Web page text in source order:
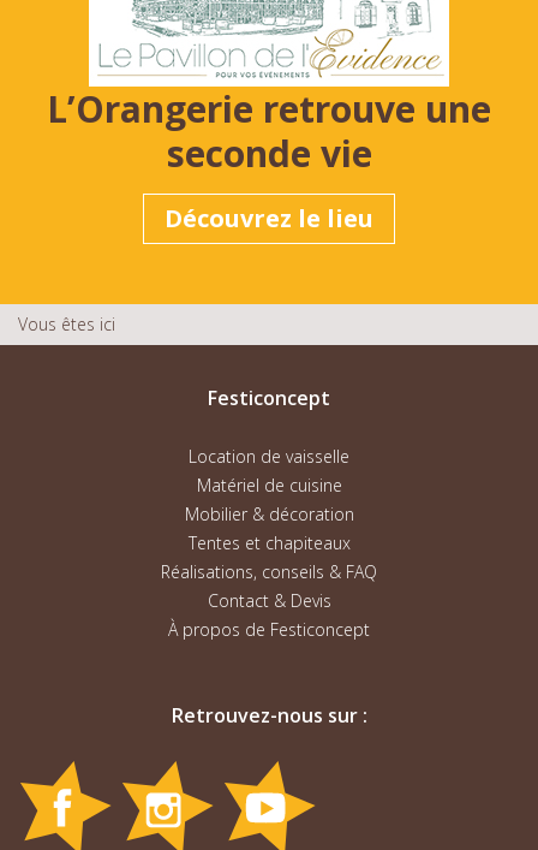
L’Orangerie retrouve une
seconde vie
Découvrez le lieu
Vous êtes ici
Festiconcept
Location de vaisselle
Matériel de cuisine
Mobilier & décoration
Tentes et chapiteaux
Réalisations, conseils & FAQ
Contact & Devis
À propos de Festiconcept
Retrouvez-nous sur :